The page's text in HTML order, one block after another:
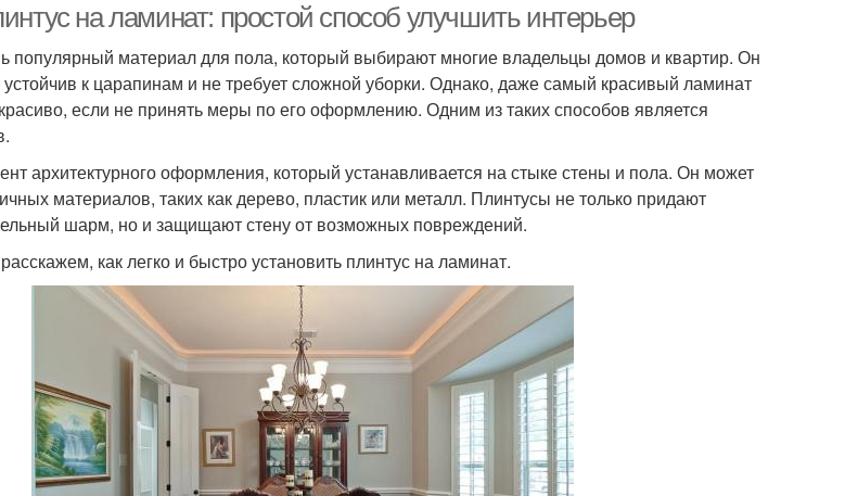
на ламинат: простой способ улучшить интерьер
популярный материал для пола, который выбирают многие владельцы домов и квартир. Он
устойчив к царапинам и не требует сложной уборки. Однако, даже самый красивый ламинат
если не принять меры по его оформлению. Одним из таких способов является
архитектурного оформления, который устанавливается на стыке стены и пола. Он может
материалов, таких как дерево, пластик или металл. Плинтусы не только придают
шарм, но и защищают стену от возможных повреждений.
как легко и быстро установить плинтус на ламинат.